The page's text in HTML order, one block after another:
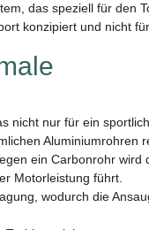
das speziell für den
konzipiert und nicht
nicht nur für ein
Aluminiumrohren
ein Carbonrohr
Motorleistung führt.
wodurch die